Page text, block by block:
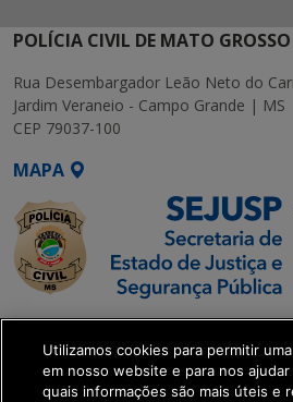
POLÍCIA CIVIL DE MATO
Rua Desembargador Leão Neto do
Jardim Veraneio - Campo Grande | MS
CEP 79037-100
MAPA
SETDIG | Secretaria-
Executiva de
Transformação Digital
Utilizamos cookies para permitir
em nosso website e para nos
quais informações são mais úteis e